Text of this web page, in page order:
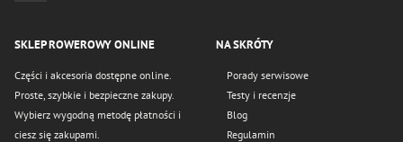
SKLEP ROWEROWY ONLINE
Części i akcesoria dostępne online.
Proste, szybkie i bezpieczne zakupy.
Wybierz wygodną metodę płatności i
ciesz się zakupami.
NA SKRÓTY
Porady serwisowe
Testy i recenzje
Blog
Regulamin